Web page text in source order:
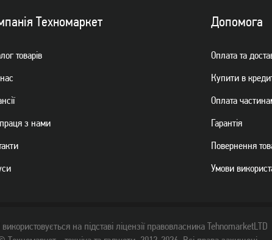
Техномаркет
товарiв
з нами
Допомога
Оплата та
Купити в
Оплата
Гарантiя
Повернення
Умови
на підставі ліцензії правовласника TehnomarketLTD